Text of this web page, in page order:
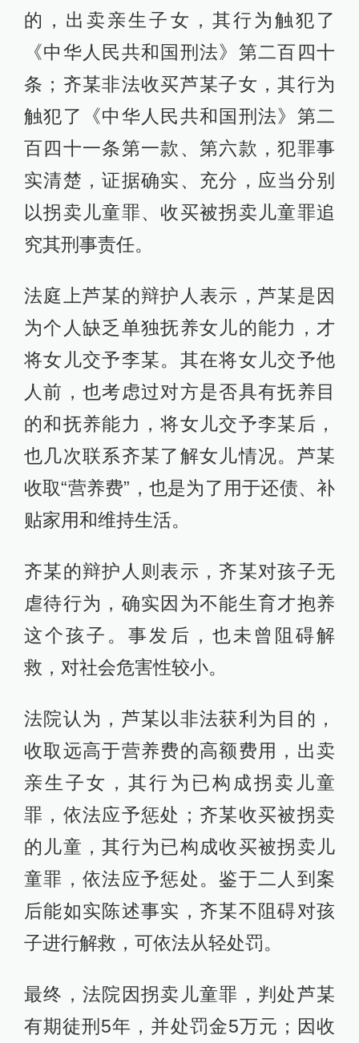
的，出卖亲生子女，其行为触犯了
《中华人民共和国刑法》第二百四十
条；齐某非法收买芦某子女，其行为
触犯了《中华人民共和国刑法》第二
百四十一条第一款、第六款，犯罪事
实清楚，证据确实、充分，应当分别
以拐卖儿童罪、收买被拐卖儿童罪追
究其刑事责任。
法庭上芦某的辩护人表示，芦某是因
为个人缺乏单独抚养女儿的能力，才
将女儿交予李某。其在将女儿交予他
人前，也考虑过对方是否具有抚养目
的和抚养能力，将女儿交予李某后，
也几次联系齐某了解女儿情况。芦某
收取“营养费”，也是为了用于还债、补
贴家用和维持生活。
齐某的辩护人则表示，齐某对孩子无
虐待行为，确实因为不能生育才抱养
这个孩子。事发后，也未曾阻碍解
救，对社会危害性较小。
法院认为，芦某以非法获利为目的，
收取远高于营养费的高额费用，出卖
亲生子女，其行为已构成拐卖儿童
罪，依法应予惩处；齐某收买被拐卖
的儿童，其行为已构成收买被拐卖儿
童罪，依法应予惩处。鉴于二人到案
后能如实陈述事实，齐某不阻碍对孩
子进行解救，可依法从轻处罚。
最终，法院因拐卖儿童罪，判处芦某
有期徒刑5年，并处罚金5万元；因收